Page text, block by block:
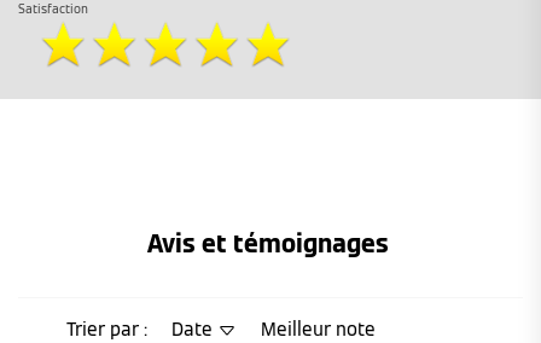
Satisfaction
Avis et témoignages
Trier par : Date Meilleur note